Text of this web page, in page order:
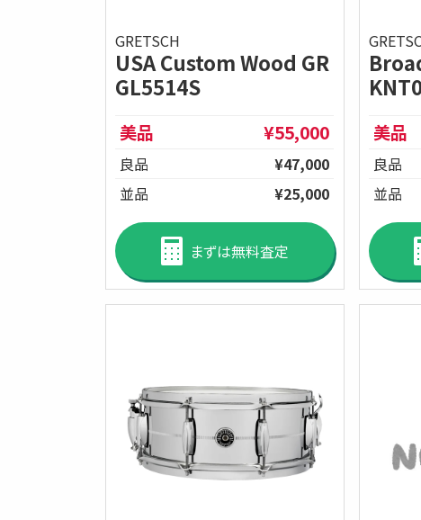
GRETSCH
USA Custom Wood GR
GL5514S
美品 ¥55,000
良品
¥47,000
並品
¥25,000
まずは無料査定
美品
良品
並品